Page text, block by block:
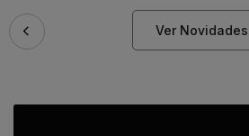
Ver Novidades